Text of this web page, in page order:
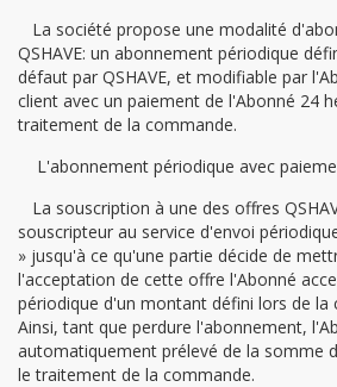
La société propose une modalité
QSHAVE: un abonnement périodique
défaut par QSHAVE, et modifiable par
client avec un paiement de l'Abonné 24
traitement de la commande.
L'abonnement périodique avec
La souscription à une des offres
souscripteur au service d'envoi
» jusqu'à ce qu'une partie décide de
l'acceptation de cette offre l'Abonné
périodique d'un montant défini lors de la
Ainsi, tant que perdure l'abonnement,
automatiquement prélevé de la somme
le traitement de la commande.